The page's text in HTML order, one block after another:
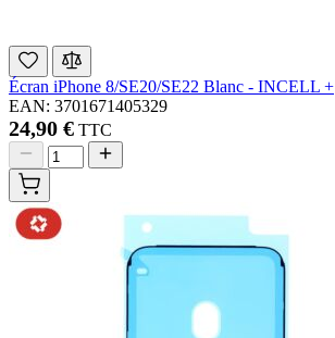
Écran iPhone 8/SE20/SE22 Blanc - INCELL +
EAN: 3701671405329
24,90 € TTC